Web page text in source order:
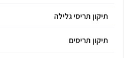
תיקון תריסי גלילה
תיקון תריסים